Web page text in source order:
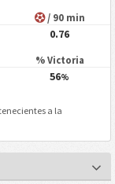
/ 90 min
0.76
% Victoria
56%
a la